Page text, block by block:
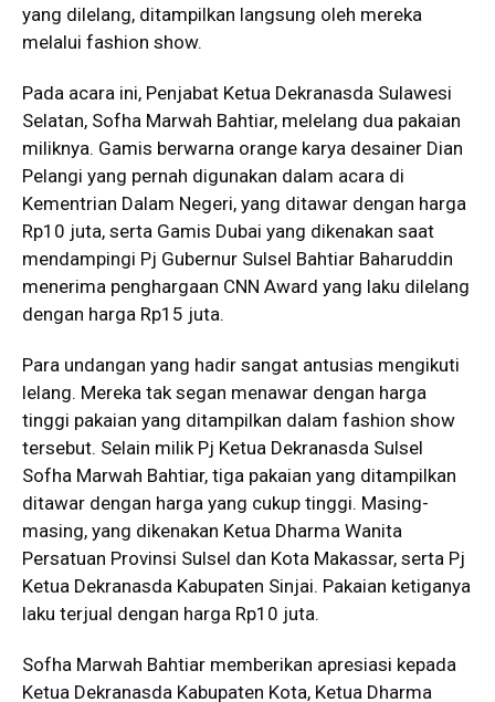
yang dilelang, ditampilkan langsung oleh mereka
melalui fashion show.
Pada acara ini, Penjabat Ketua Dekranasda Sulawesi
Selatan, Sofha Marwah Bahtiar, melelang dua pakaian
miliknya. Gamis berwarna orange karya desainer Dian
Pelangi yang pernah digunakan dalam acara di
Kementrian Dalam Negeri, yang ditawar dengan harga
Rp10 juta, serta Gamis Dubai yang dikenakan saat
mendampingi Pj Gubernur Sulsel Bahtiar Baharuddin
menerima penghargaan CNN Award yang laku dilelang
dengan harga Rp15 juta.
Para undangan yang hadir sangat antusias mengikuti
lelang. Mereka tak segan menawar dengan harga
tinggi pakaian yang ditampilkan dalam fashion show
tersebut. Selain milik Pj Ketua Dekranasda Sulsel
Sofha Marwah Bahtiar, tiga pakaian yang ditampilkan
ditawar dengan harga yang cukup tinggi. Masing-
masing, yang dikenakan Ketua Dharma Wanita
Persatuan Provinsi Sulsel dan Kota Makassar, serta Pj
Ketua Dekranasda Kabupaten Sinjai. Pakaian ketiganya
laku terjual dengan harga Rp10 juta.
Sofha Marwah Bahtiar memberikan apresiasi kepada
Ketua Dekranasda Kabupaten Kota, Ketua Dharma